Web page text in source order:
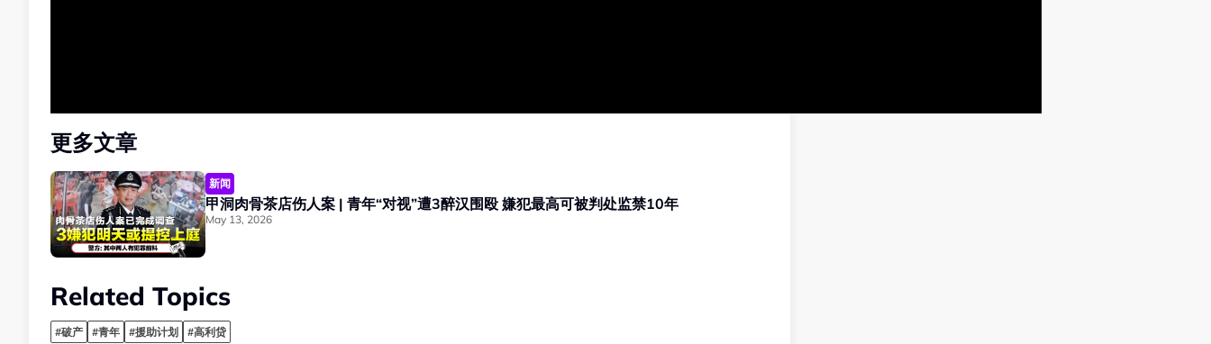
更多文章
新闻
甲洞肉骨茶店伤人案 | 青年“对视”遭3醉汉围殴 嫌犯最高可被判处监禁10年
May 13, 2026
Related Topics
#破产 #青年 #援助计划 #高利贷